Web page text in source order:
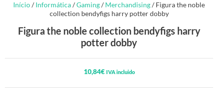
Início/ Informática/Gaming/ Merchandising/ Figura the noble
collection bendyfigs harry potter dobby
Figura the noble collection bendyfigs harry
potter dobby
10,84€ IVA incluido